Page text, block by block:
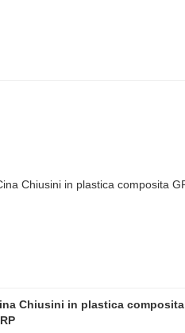
Chiusini in plastica composita